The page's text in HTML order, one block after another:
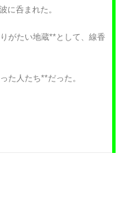
に呑まれた。
がたい地蔵**として、線香
た人たち**だった。